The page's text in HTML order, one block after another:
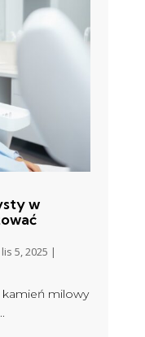
w
lis 5, 2025 |
kamień milowy